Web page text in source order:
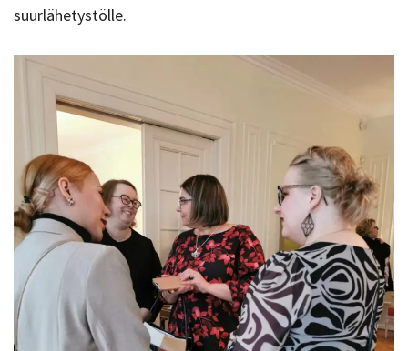
suurlähetystölle.